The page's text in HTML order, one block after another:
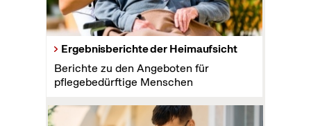
Ergebnisberichte der Heimaufsicht
Berichte zu den Angeboten für
pflegebedürftige Menschen